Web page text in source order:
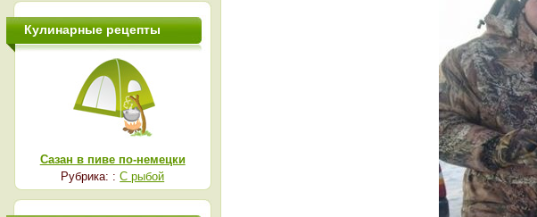
Кулинарные рецепты
Сазан в пиве по-немецки
Рубрика: :С рыбой